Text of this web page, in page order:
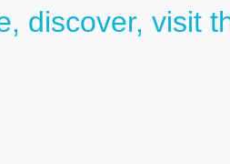
discover, visit